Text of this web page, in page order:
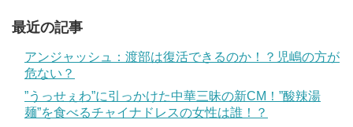
最近の記事
アンジャッシュ：渡部は復活できるのか！？児嶋の方が
危ない？
”うっせぇわ”に引っかけた中華三昧の新CM！”酸辣湯
麺”を食べるチャイナドレスの女性は誰！？